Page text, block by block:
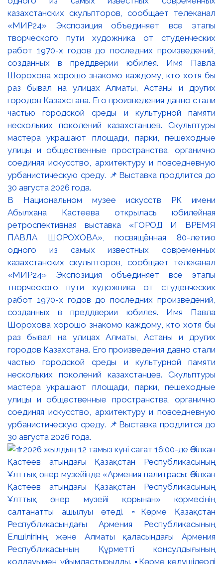
В Национальном музее искусств РК имени
Абылхана Кастеева открылась юбилейная
ретроспективная выставка «ГОРОД И ВРЕМЯ
ПАВЛА ШОРОХОВА», посвящённая 80-летию
одного из самых известных современных
казахстанских скульпторов, сообщает телеканал
«МИР24» Экспозиция объединяет все этапы
творческого пути художника от студенческих
работ 1970-х годов до последних произведений,
созданных в преддверии юбилея. Имя Павла
Шорохова хорошо знакомо каждому, кто хотя бы
раз бывал на улицах Алматы, Астаны и других
городов Казахстана. Его произведения давно стали
частью городской среды и культурной памяти
нескольких поколений казахстанцев. Скульптуры
мастера украшают площади, парки, пешеходные
улицы и общественные пространства, органично
соединяя искусство, архитектуру и повседневную
урбанистическую среду. 📌Выставка продлится до
30 августа 2026 года.